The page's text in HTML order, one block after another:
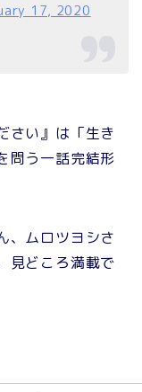
17, 2020
さい』は「生き
問う一話完結形
、ムロツヨシさ
見どころ満載で